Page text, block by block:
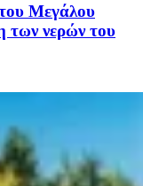
Μεγάλου
των νερών του